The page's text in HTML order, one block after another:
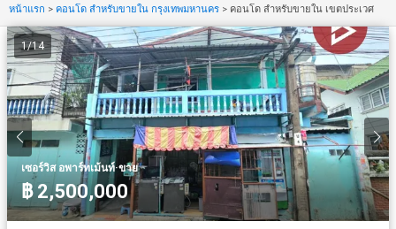
หน้าแรก > คอนโด สำหรับขายใน กรุงเทพมหานคร > คอนโด สำหรับขายใน เขตประเวศ
1/14
เซอร์วิส อพาร์ทเม้นท์·ขาย
฿ 2,500,000